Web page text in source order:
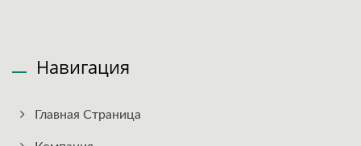
Навигация
Главная Страница